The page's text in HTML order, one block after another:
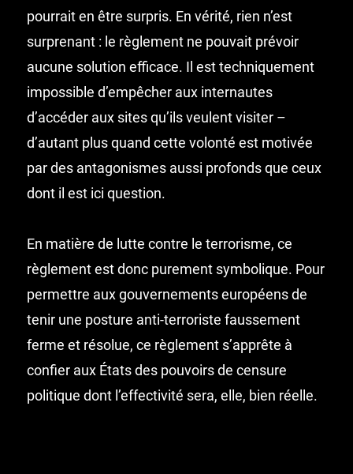
pourrait en être surpris. En vérité, rien n’est
surprenant : le règlement ne pouvait prévoir
aucune solution efficace. Il est techniquement
impossible d’empêcher aux internautes
d’accéder aux sites qu’ils veulent visiter –
d’autant plus quand cette volonté est motivée
par des antagonismes aussi profonds que ceux
dont il est ici question.
En matière de lutte contre le terrorisme, ce
règlement est donc purement symbolique. Pour
permettre aux gouvernements européens de
tenir une posture anti-terroriste faussement
ferme et résolue, ce règlement s’apprête à
confier aux États des pouvoirs de censure
politique dont l’effectivité sera, elle, bien réelle.